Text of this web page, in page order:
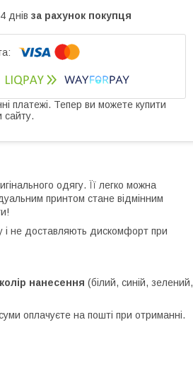
днів за рахунок покупця
платежі. Тепер ви можете купити
сайту.
одягу. Її легко можна
принтом стане відмінним
і не доставляють дискомфорт при
колір нанесення (білий, синій, зелений,
оплачуєте на пошті при отриманні.